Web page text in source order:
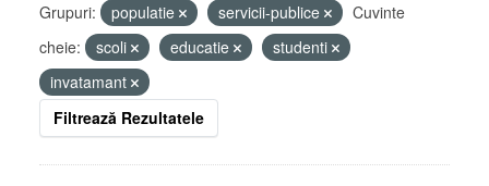
Grupuri: populatie servicii-publice
Cuvinte
cheie:
scoli educatie
studenti
invatamant
Filtrează Rezultatele